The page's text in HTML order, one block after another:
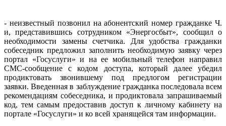
- неизвестный позвонил на абонентский номер гражданке Ч.
и, представившись сотрудником «Энергосбыт», сообщил о
необходимости замены счетчика. Для удобства гражданки
собеседник предложил заполнить необходимую заявку через
портал «Госуслуги» и на ее мобильный телефон направил
СМС-сообщение с кодом доступа, который далее убедил
продиктовать звонившему под предлогом регистрации
заявки. Введенная в заблуждение гражданка последовала всем
рекомендациям собеседника, и продиктовала запрашиваемый
код, тем самым предоставив доступ к личному кабинету на
портале «Госуслуги» и ко всей хранящейся там информации.